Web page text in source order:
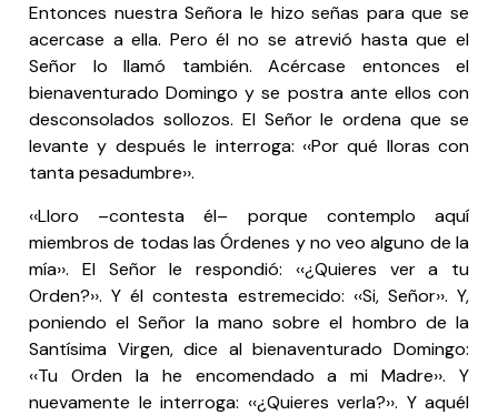
Entonces nuestra Señora le hizo señas para que se
acercase a ella. Pero él no se atrevió hasta que el
Señor lo llamó también. Acércase entonces el
bienaventurado Domingo y se postra ante ellos con
desconsolados sollozos. El Señor le ordena que se
levante y después le interroga: ‹‹Por qué lloras con
tanta pesadumbre››.
‹‹Lloro –contesta él– porque contemplo aquí
miembros de todas las Órdenes y no veo alguno de la
mía››. El Señor le respondió: ‹‹¿Quieres ver a tu
Orden?››. Y él contesta estremecido: ‹‹Si, Señor››. Y,
poniendo el Señor la mano sobre el hombro de la
Santísima Virgen, dice al bienaventurado Domingo:
‹‹Tu Orden la he encomendado a mi Madre››. Y
nuevamente le interroga: ‹‹¿Quieres verla?››. Y aquél